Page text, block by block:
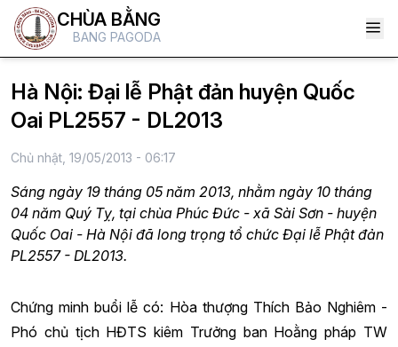
CHÙA BẰNG
BANG PAGODA
Hà Nội: Đại lễ Phật đản huyện Quốc
Oai PL2557 - DL2013
Chủ nhật, 19/05/2013 - 06:17
Sáng ngày 19 tháng 05 năm 2013, nhằm ngày 10 tháng
04 năm Quý Tỵ, tại chùa Phúc Đức - xã Sài Sơn - huyện
Quốc Oai - Hà Nội đã long trọng tổ chức Đại lễ Phật đản
PL2557 - DL2013.
Chứng minh buổi lễ có: Hòa thượng Thích Bảo Nghiêm -
Phó chủ tịch HĐTS kiêm Trưởng ban Hoằng pháp TW